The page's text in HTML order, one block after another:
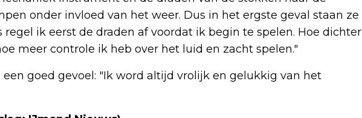
onder invloed van het weer. Dus in het ergste geval staan ze
regel ik eerst de draden af voordat ik begin te spelen. Hoe dichter
meer controle ik heb over het luid en zacht spelen."
goed gevoel: "Ik word altijd vrolijk en gelukkig van het